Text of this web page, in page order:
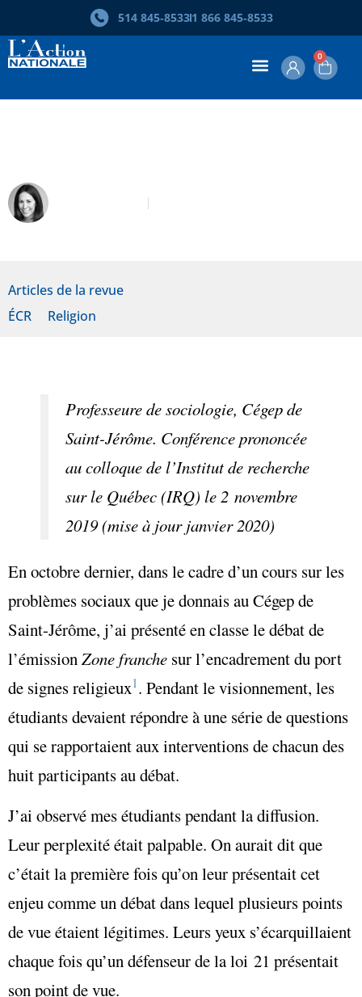
514 845‑85331 866 845‑8533
0
Articles de la revue
ÉCR
Religion
Professeure de sociologie, Cégep de
Saint-Jérôme. Conférence prononcée
au colloque de l’Institut de recherche
sur le Québec (IRQ) le 2 novembre
2019 (mise à jour janvier 2020)
En octobre dernier, dans le cadre d’un cours sur les
problèmes sociaux que je donnais au Cégep de
Saint-Jérôme, j’ai présenté en classe le débat de
l’émission Zone franche sur l’encadrement du port
de signes religieux1 . Pendant le visionnement, les
étudiants devaient répondre à une série de questions
qui se rapportaient aux interventions de chacun des
huit participants au débat.
J’ai observé mes étudiants pendant la diffusion.
Leur perplexité était palpable. On aurait dit que
c’était la première fois qu’on leur présentait cet
enjeu comme un débat dans lequel plusieurs points
de vue étaient légitimes. Leurs yeux s’écarquillaient
chaque fois qu’un défenseur de la loi 21 présentait
son point de vue.